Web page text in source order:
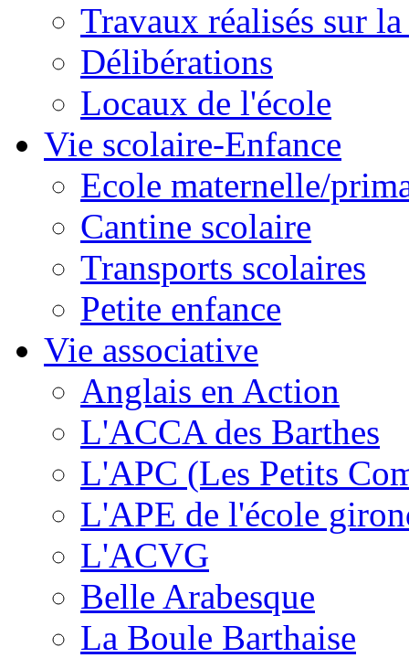
Travaux réalisés sur
Délibérations
Locaux de l'école
Vie scolaire-Enfance
Ecole maternelle/
Cantine scolaire
Transports scolaires
Petite enfance
Vie associative
Anglais en Action
L'ACCA des Barthes
L'APC (Les Petits
L'APE de l'école
L'ACVG
Belle Arabesque
La Boule Barthaise